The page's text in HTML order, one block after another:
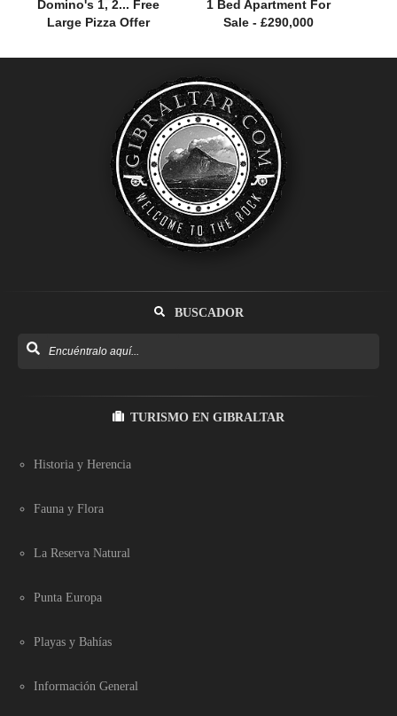
Domino's 1, 2... Free
Large Pizza Offer
1 Bed Apartment For
Sale - £290,000
BUSCADOR
TURISMO EN GIBRALTAR
Historia y Herencia
Fauna y Flora
La Reserva Natural
Punta Europa
Playas y Bahías
Información General